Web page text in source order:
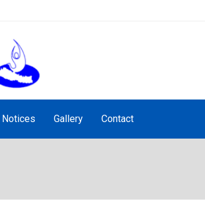
NHRC Hotline - +977-1-
Notices Gallery Contact